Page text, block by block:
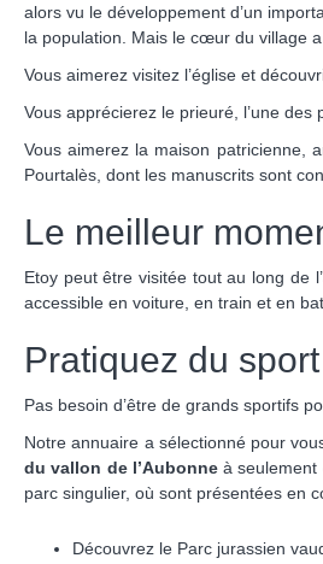
alors vu le développement d’un
la population. Mais le cœur du village
Vous aimerez visitez l’église et
Vous apprécierez le prieuré, l’une des
Vous aimerez la maison patricienne,
Pourtalès, dont les manuscrits sont
Le meilleur
Etoy peut être visitée tout au long de
accessible en voiture, en train et en
Pratiquez du
Pas besoin d’être de grands sportifs
Notre annuaire a sélectionné pour
du vallon de l’Aubonneà seulement
parc singulier, où sont présentées en
Découvrez le Parc jurassien